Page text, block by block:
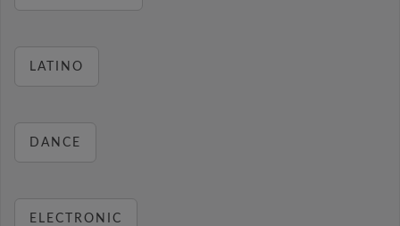
LATINO
DANCE
ELECTRONIC